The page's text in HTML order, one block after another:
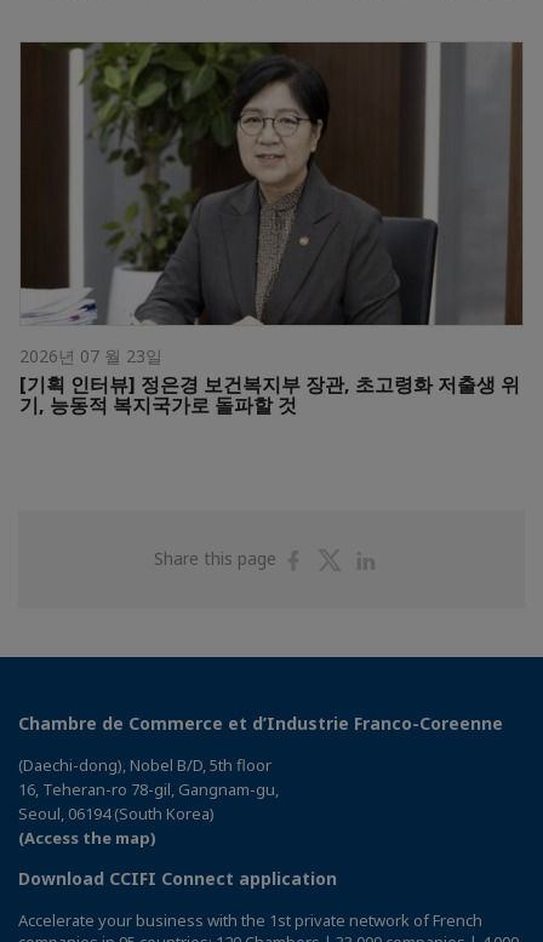
2026년 07 월 23일
[기획 인터뷰] 정은경 보건복지부 장관, 초고령화 저출생 위
기, 능동적 복지국가로 돌파할 것
Share this page
ShareShare
Chambre de Commerce et d’Industrie Franco-Coreenne
(Daechi-dong), Nobel B/D, 5th floor
16, Teheran-ro 78-gil, Gangnam-gu,
Seoul, 06194 (South Korea)
(Access the map)
Download CCIFI Connect application
Accelerate your business with the 1st private network of French